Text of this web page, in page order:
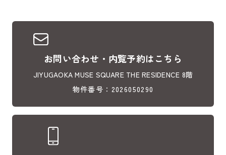
お問い合わせ・内覧予約はこちら
JIYUGAOKA MUSE SQUARE THE RESIDENCE 8階
物件番号：2026050290